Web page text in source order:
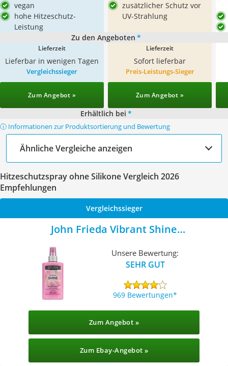
vegan
hohe Hitzeschutz-
Leistung
zusätzlicher Schutz vor
UV-Strahlung
Zu den Angeboten *
Lieferzeit
Lieferbar in wenigen Tagen
Lieferzeit
Sofort lieferbar
Vergleichssieger
Zum Angebot »
Preis-Leistungs-Sieger
Zum Angebot »
Erhältlich bei *
ⓘ Informationen zur Produktsortierung und Bewertung
Ähnliche Vergleiche anzeigen
Hitzeschutzspray ohne Silikone Vergleich 2026
Empfehlungen
Vergleichssieger
John Frieda Vibrant Shine
Unsere Bewertung:
SEHR GUT
969 Bewertungen
Zum Angebot »
Zum Ebay-Angebot »